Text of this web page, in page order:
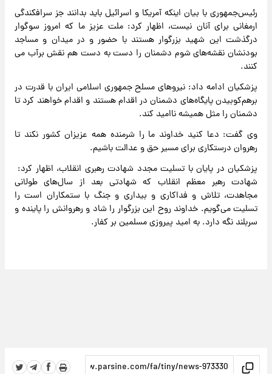
رئیس‌جمهوری با بیان اینکه آمریکا و اسرائیل باید بدانند جز سرافکندگی
ارمغانی برای آنان نیست، اظهار کرد: ملت عزیز ما که امروز سوگوار
درگذشت این شهید بزرگوار هستند با حضور و در میدان و مساجد
بودنشان نقشه‌های شوم دشمنان را دست به دست هم نقش برآب می
کنند.
پزشکیان ادامه داد: نیروهای مسلح جمهوری اسلامی ایران با قدرت در
برهم‌کوبیدن پایگاه‌های دشمنان در اقدام هستند و اقدام خواهند کرد تا
دشمنان را مثل همیشه ناامید کند.
وی گفت: دعا کنید خداوند ما را شرمنده همه عزیزان کشور نکند تا
رهروان درستکاری برای مسیر حق و عدالت باشیم.
پزشکیان در پایان با تسلیت مجدد شهادت رهبری انقلاب، اظهار کرد:
شهادت رهبر معظم انقلاب که شهادتی بعد از سال‌های طولانی
مجاهدت، تلاش و فداکاری و بیداری و جنگ با ستمکاران است را
تسلیت می‌گویم. خداوند روح این بزرگوار را شاد و رهروانش را پاینده و
سربلند نگه دارد. به امید پیروزی مسلمین بر کفار.